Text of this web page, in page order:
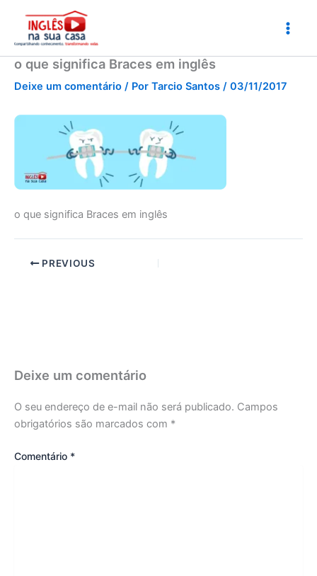
conteúdo
o que significa Braces em inglês
Deixe um comentário / Por Tarcio Santos / 03/11/2017
o que significa Braces em inglês
PREVIOUS
Deixe um comentário
O seu endereço de e-mail não será publicado. Campos
obrigatórios são marcados com *
Comentário *